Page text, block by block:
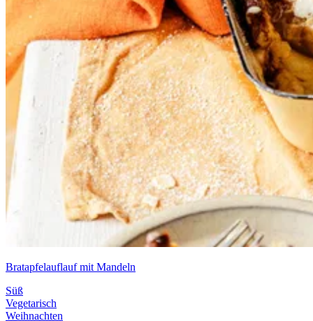
Bratapfelauflauf mit Mandeln
Süß
Vegetarisch
Weihnachten